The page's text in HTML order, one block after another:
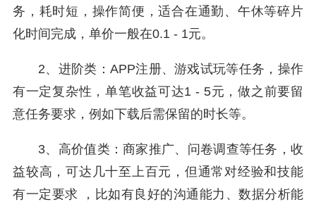
务，耗时短，操作简便，适合在通勤、午休等碎片
化时间完成，单价一般在0.1 - 1元。
2、进阶类：APP注册、游戏试玩等任务，操作
有一定复杂性，单笔收益可达1 - 5元，做之前要留
意任务要求，例如下载后需保留的时长等。
3、高价值类：商家推广、问卷调查等任务，收
益较高，可达几十至上百元，但通常对经验和技能
有一定要求 ，比如有良好的沟通能力、数据分析能